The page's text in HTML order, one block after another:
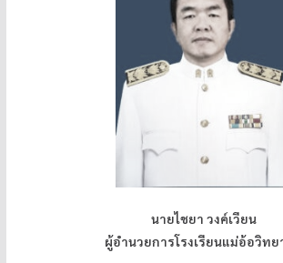
นายไชยา วงค์เวียน
ผู้อำนวยการโรงเรียนแม่อ้อวิทย